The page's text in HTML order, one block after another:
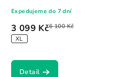
3 099 Kč6 100 Kč
XL
Expedujeme do 7 dní
Detail